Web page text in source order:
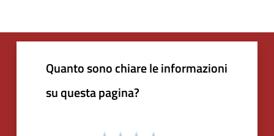
Quanto sono chiare le informazioni
su questa pagina?